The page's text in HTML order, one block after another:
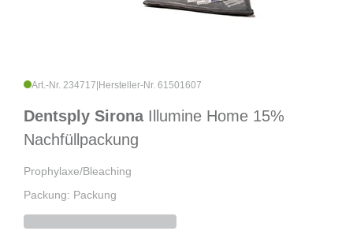
Art.-Nr. 234717 Hersteller-Nr. 61501607
Dentsply Sirona Illumine Home 15%
Nachfüllpackung
Prophylaxe/Bleaching
Packung: Packung